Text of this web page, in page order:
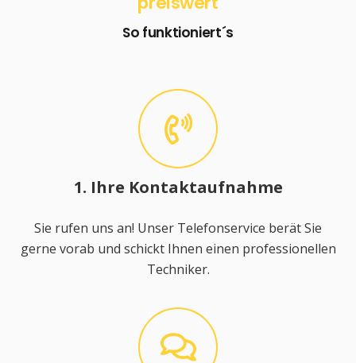
So funktioniert´s
1. Ihre Kontaktaufnahme
Sie rufen uns an! Unser Telefonservice berät Sie
gerne vorab und schickt Ihnen einen professionellen
Techniker.